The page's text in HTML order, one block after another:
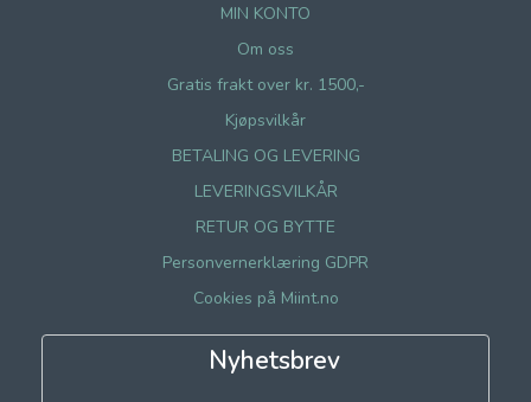
MIN KONTO
Om oss
Gratis frakt over kr. 1500,-
Kjøpsvilkår
BETALING OG LEVERING
LEVERINGSVILKÅR
RETUR OG BYTTE
Personvernerklæring GDPR
Cookies på Miint.no
Nyhetsbrev